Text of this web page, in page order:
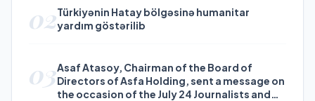
02Türkiyənin Hatay bölgəsinə humanitar
yardım göstərilib
03Asaf Atasoy, Chairman of the Board of
Directors of Asfa Holding, sent a message on
the occasion of the July 24 Journalists and